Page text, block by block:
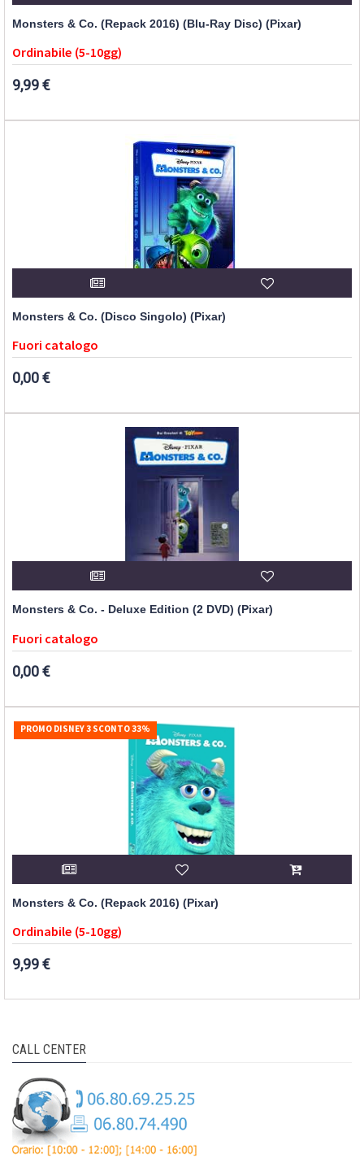
Monsters & Co. (Repack 2016) (Blu-Ray Disc) (Pixar)
Ordinabile (5-10gg)
9,99 €
Monsters & Co. (Disco Singolo) (Pixar)
Fuori catalogo
0,00 €
Monsters & Co. - Deluxe Edition (2 DVD) (Pixar)
Fuori catalogo
0,00 €
PROMO DISNEY 3 SCONTO 33%
Monsters & Co. (Repack 2016) (Pixar)
Ordinabile (5-10gg)
9,99 €
CALL CENTER